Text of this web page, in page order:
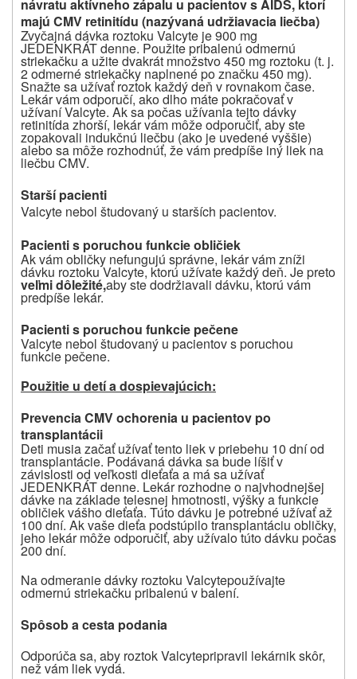
návratu aktívneho zápalu u pacientov s AIDS, ktorí
majú CMV retinitídu (nazývaná udržiavacia liečba)
Zvyčajná dávka roztoku Valcyte je 900 mg
JEDENKRÁT denne. Použite pribalenú odmernú
striekačku a užite dvakrát množstvo 450 mg roztoku (t. j.
2 odmerné striekačky naplnené po značku 450 mg).
Snažte sa užívať roztok každý deň v rovnakom čase.
Lekár vám odporučí, ako dlho máte pokračovať v
užívaní Valcyte. Ak sa počas užívania tejto dávky
retinitída zhorší, lekár vám môže odporučiť, aby ste
zopakovali indukčnú liečbu (ako je uvedené vyššie)
alebo sa môže rozhodnúť, že vám predpíše iný liek na
liečbu CMV.
Starší pacienti
Valcyte nebol študovaný u starších pacientov.
Pacienti s poruchou funkcie obličiek
Ak vám obličky nefungujú správne, lekár vám zníži
dávku roztoku Valcyte, ktorú užívate každý deň. Je preto
veľmi dôležité,aby ste dodržiavali dávku, ktorú vám
predpíše lekár.
Pacienti s poruchou funkcie pečene
Valcyte nebol študovaný u pacientovsporuchou
funkcie pečene.
Použitie u detí a dospievajúcich:
Prevencia CMV ochorenia u pacientov po
transplantácii
Deti musiazačať užívaťtento liekv priebehu 10 dní od
transplantácie. Podávaná dávka sa bude líšiť v
závislosti od veľkosti dieťaťa a má sa užívať
JEDENKRÁT denne. Lekár rozhodne o najvhodnejšej
dávke na základe telesnej hmotnosti, výšky a funkcie
obličiek vášho dieťaťa. Túto dávku je potrebné užívať až
100 dní. Ak vaše dieťa podstúpilo transplantáciu obličky,
jeho lekár môže odporučiť, aby užívalo túto dávku počas
200 dní.
Na odmeranie dávky roztoku Valcytepoužívajte
odmernú striekačku pribalenú v balení.
Spôsob a cesta podania
Odporúča sa, aby roztokValcytepripravil lekárnik skôr,
než vám liek vydá.